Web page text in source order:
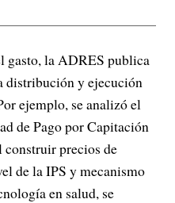
gasto, la ADRES publica
distribución y ejecución
ejemplo, se analizó el
de Pago por Capitación
precios de
de la IPS y mecanismo
en salud, se